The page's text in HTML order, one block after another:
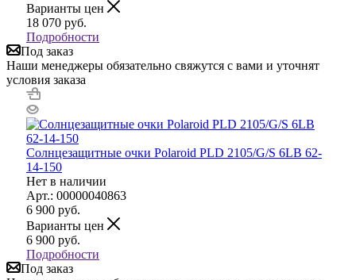
Варианты цен
18 070 руб.
Подробности
Под заказ
Наши менеджеры обязательно свяжутся с вами и уточнят
условия заказа
Солнцезащитные очки Polaroid PLD 2105/G/S 6LB 62-
14-150
Нет в наличии
Арт.: 00000040863
6 900 руб.
Варианты цен
6 900 руб.
Подробности
Под заказ